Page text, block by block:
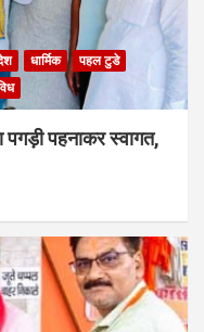
धार्मिक
पहल टुडे
पगड़ी पहनाकर स्वागत,